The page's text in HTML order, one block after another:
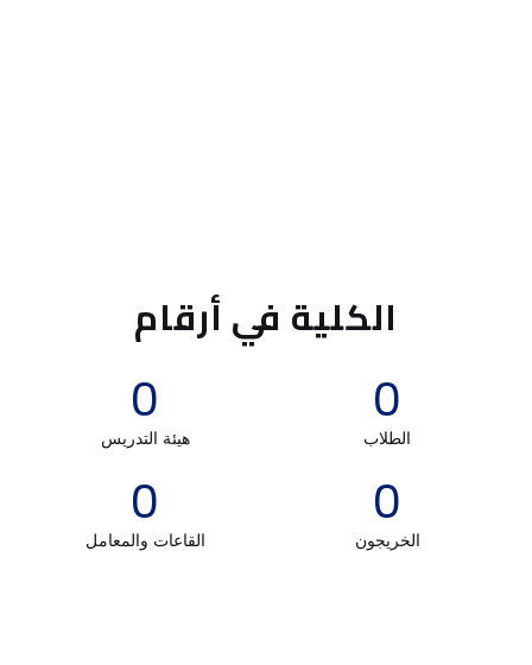
الكلية في أرقام
الطلاب
0 هيئة التدريس
0
الخريجون
0 القاعات والمعامل
0